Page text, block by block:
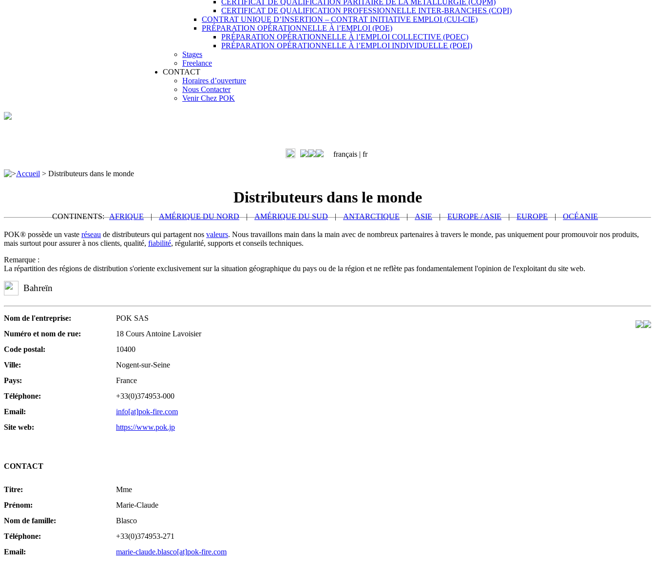
CERTIFICAT DE QUALIFICATION PARITAIRE DE LA MÉTALLURGIE (CQPM)
CERTIFICAT DE QUALIFICATION PROFESSIONNELLE INTER-BRANCHES (CQPI)
CONTRAT UNIQUE D’INSERTION – CONTRAT INITIATIVE EMPLOI (CUI-CIE)
PRÉPARATION OPÉRATIONNELLE À l’EMPLOI (POE)
PRÉPARATION OPÉRATIONNELLE À l’EMPLOI COLLECTIVE (POEC)
PRÉPARATION OPÉRATIONNELLE À l’EMPLOI INDIVIDUELLE (POEI)
Stages
Freelance
CONTACT
Horaires d’ouverture
Nous Contacter
Venir Chez POK
français | fr
>Accueil > Distributeurs dans le monde
Distributeurs dans le monde
CONTINENTS: AFRIQUE | AMÉRIQUE DU NORD | AMÉRIQUE DU SUD | ANTARCTIQUE | ASIE | EUROPE / ASIE | EUROPE | OCÉANIE
POK® possède un vaste réseau de distributeurs qui partagent nos valeurs. Nous travaillons main dans la main avec de nombreux partenaires à travers le monde, pas uniquement pour promouvoir nos produits,
mais surtout pour assurer à nos clients, qualité, fiabilité, régularité, supports et conseils techniques.
Remarque :
La répartition des régions de distribution s'oriente exclusivement sur la situation géographique du pays ou de la région et ne reflète pas fondamentalement l'opinion de l'exploitant du site web.
Bahreïn
Nom de l'entreprise:
POK SAS
Numéro et nom de rue:
18 Cours Antoine Lavoisier
Code postal:
10400
Ville:
Nogent-sur-Seine
Pays:
France
Téléphone:
+33(0)374953-000
Email:
info[at]pok-fire.com
Site web:
https://www.pok.jp
CONTACT
Titre:
Mme
Prénom:
Marie-Claude
Nom de famille:
Blasco
Téléphone:
+33(0)374953-271
Email:
marie-claude.blasco[at]pok-fire.com